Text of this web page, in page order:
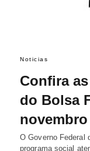
Noticias
Confira
do Bolsa
novembro
O Governo Federal
programa social